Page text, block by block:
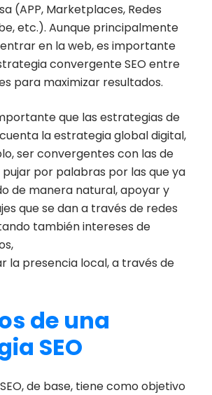
(APP, Marketplaces, Redes
etc.). Aunque principalmente
en la web, es importante
convergente SEO entre
para maximizar resultados.
que las estrategias de
la estrategia global digital,
ser convergentes con las de
pujar por palabras por las que ya
de manera natural, apoyar y
que se dan a través de redes
también intereses de
la presencia local, a través de
de una
SEO
de base, tiene como objetivo